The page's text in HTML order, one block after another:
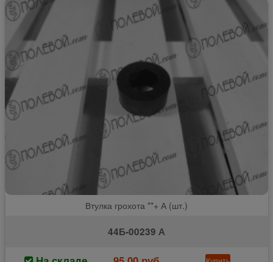
Втулка грохота **+ А (шт.)
44Б-00239 А